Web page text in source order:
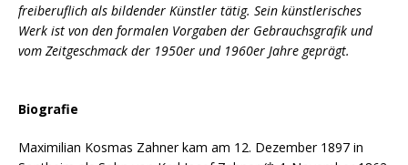
freiberuflich als bildender Künstler tätig. Sein künstlerisches
Werk ist von den formalen Vorgaben der Gebrauchsgrafik und
vom Zeitgeschmack der 1950er und 1960er Jahre geprägt.
Biografie
Maximilian Kosmas Zahner kam am 12. Dezember 1897 in